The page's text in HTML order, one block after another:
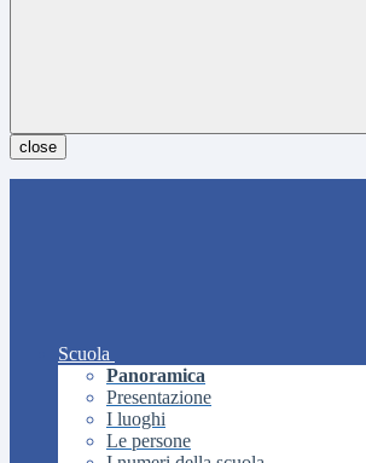
close
Scuola
Panoramica
Presentazione
I luoghi
Le persone